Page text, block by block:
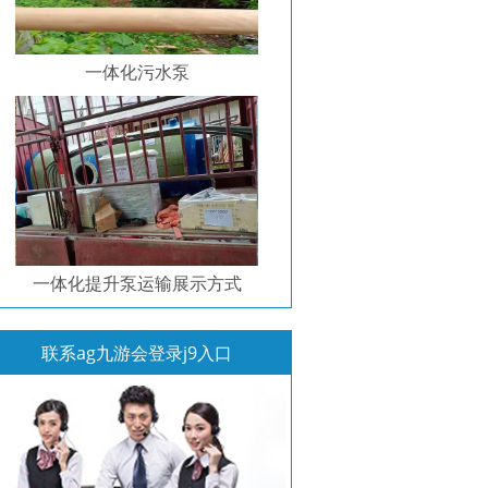
一体化污水泵
一体化提升泵运输展示方式
联系ag九游会登录j9入口